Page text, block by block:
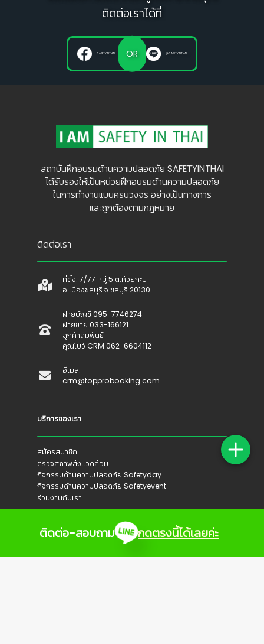
ติดต่อเราได้ที่
SAFETYINTHAI OR @SAFETYINTHAI
สถาบันฝึกอบรมด้านความปลอดภัย SAFETYINTHAI
ได้รับรองให้เป็นหน่วยฝึกอบรมด้านความปลอดภัย
ในการทำงานแบบครบวงจร อย่างเป็นทางการ
และถูกต้องตามกฎหมาย
ติดต่อเรา
ที่ตั้ง: 7/77 หมู่ 5 ต.ห้วยกะปิ
อ.เมืองชลบุรี จ.ชลบุรี 20130
ฝ่ายบัญชี 095-7746274
ฝ่ายขาย 033-166121
ลูกค้าสัมพันธ์
คุณโบว์ CRM 062-6604112
อีเมล:
crm@topprobooking.com
บริการของเรา
สมัครสมาชิก
ตรวจสภาพสิ่งแวดล้อม
กิจกรรมด้านความปลอดภัย Safetyday
กิจกรรมด้านความปลอดภัย Safetyevent
ร่วมงานกับเรา
ติดตามเรา
ติดต่อ-สอบถาม กดตรงนี้ได้เลยค่ะ